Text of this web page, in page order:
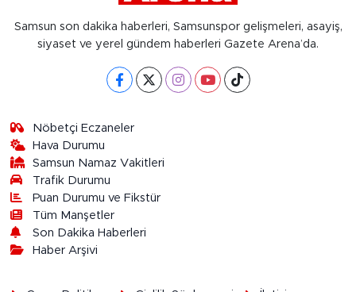
Samsun son dakika haberleri, Samsunspor gelişmeleri, asayiş,
siyaset ve yerel gündem haberleri Gazete Arena’da.
Nöbetçi Eczaneler
Hava Durumu
Samsun Namaz Vakitleri
Trafik Durumu
Puan Durumu ve Fikstür
Tüm Manşetler
Son Dakika Haberleri
Haber Arşivi